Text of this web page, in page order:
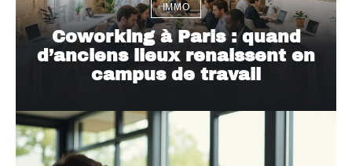
IMMO
Coworking à Paris : quand
d’anciens lieux renaissent en
campus de travail